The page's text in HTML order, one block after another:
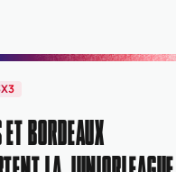
BORDEAUX